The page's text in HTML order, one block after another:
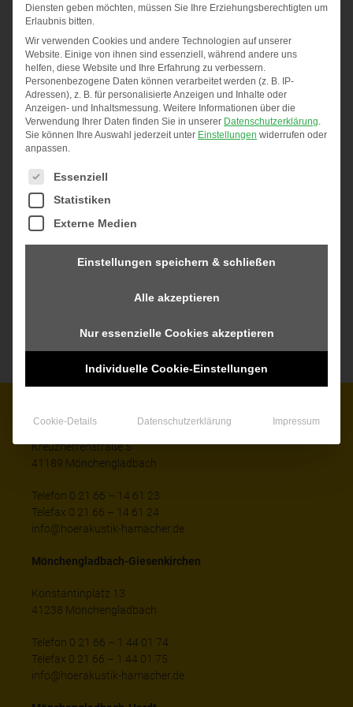
Außerdem haben wir was zu feiern! Unser
Fachgeschäft in Hardt wird 2. Mehr dazu finden Sie
auf Seite 3.
einen wunderbaren Frühling!
Unser Magazin herunterladen
Kreuzherrenstraße 5
41189 Mönchengladbach
Telefon 0 21 66 – 14 61 23
Telefax 0 21 66 – 14 61 24
info@hoerakustik-hamacher.de
Mönchengladbach-Giesenkirchen
Konstantinplatz 13
41238 Mönchengladbach
Telefon 0 21 66 – 1 44 01 74
Telefax 0 21 66 – 1 44 01 75
info@hoerakustik-hamacher.de
Diensten geben möchten, müssen Sie Ihre Erziehungsberechtigten um
Erlaubnis bitten.
Wir verwenden Cookies und andere Technologien auf unserer
Website. Einige von ihnen sind essenziell, während andere uns
helfen, diese Website und Ihre Erfahrung zu verbessern.
Personenbezogene Daten können verarbeitet werden (z. B. IP-
Adressen), z. B. für personalisierte Anzeigen und Inhalte oder
Anzeigen- und Inhaltsmessung. Weitere Informationen über die
Verwendung Ihrer Daten finden Sie in unserer Datenschutzerklärung
Sie können Ihre Auswahl jederzeit unter Einstellungen widerrufen oder
anpassen.
Es folgt eine Liste der Service-Gruppen, für die eine
Essenziell
Statistiken
Externe Medien
Einstellungen speichern & schließen
Alle akzeptieren
Nur essenzielle Cookies akzeptieren
Individuelle Cookie-Einstellungen
Cookie-Details Datenschutzerklärung Impressum